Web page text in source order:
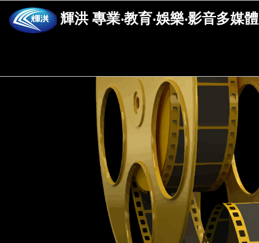
輝洪 專業‧教育‧娛樂‧影音多媒體